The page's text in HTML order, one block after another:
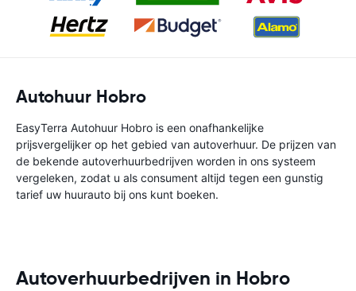
Autohuur Hobro
EasyTerra Autohuur Hobro is een onafhankelijke
prijsvergelijker op het gebied van autoverhuur. De prijzen van
de bekende autoverhuurbedrijven worden in ons systeem
vergeleken, zodat u als consument altijd tegen een gunstig
tarief uw huurauto bij ons kunt boeken.
Autoverhuurbedrijven in Hobro